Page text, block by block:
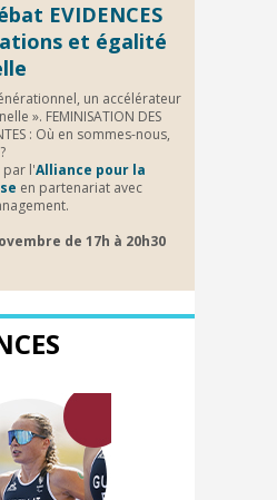
EVIDENCES
et égalité
un accélérateur
». FEMINISATION DES
: Où en sommes-nous,
par l'Alliance pour la
en partenariat avec
de 17h à 20h30